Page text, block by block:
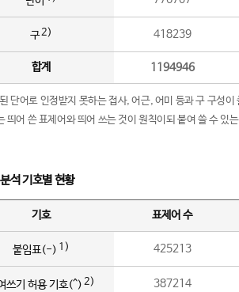
구2) 418239
합계 1194946
단어로 인정받지 못하는 접사, 어근, 어미 등과 구 구성이
띄어 쓴 표제어와 띄어 쓰는 것이 원칙이되 붙여 쓸 수 있
석 기호별 현황
기호 표제어 수
붙임표(-) 1) 425213
쓰기 허용 기호(^) 2) 387214